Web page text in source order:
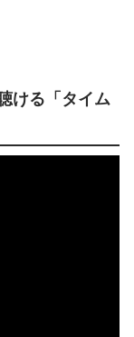
ける「タイム